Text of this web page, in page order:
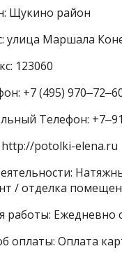
Щукино район
улица Маршала
123060
+7 (495)
Телефон:
http://potolki-elena.ru
/ отделка
работы: Ежедневно
оплаты: Оплата